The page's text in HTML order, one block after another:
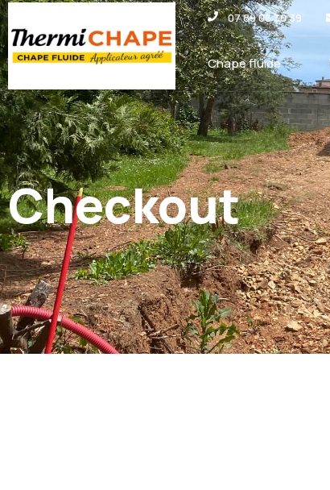
07 89 06 30 39
Chape fluide
Checkout
Panneau de gestion des cookies